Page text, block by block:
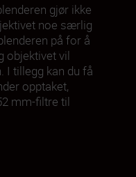
gjør ikke
noe særlig
på for å
objektivet vil
I tillegg kan du få
opptaket,
mm-filtre til